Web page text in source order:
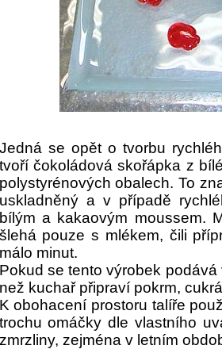
Jedná se opět o tvorbu
tvoří čokoládová skořápka z
polystyrénových obalech. To
uskladněný a v případě
bílým a kakaovým moussem.
šlehá pouze s mlékem, čili
málo minut.
Pokud se tento výrobek
než kuchař připraví pokrm,
K obohacení prostoru talíře
trochu omáčky dle vlastního
zmrzliny, zejména v letním